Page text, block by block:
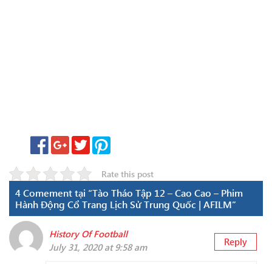
Rate this post
4 Comement tại “Tào Tháo Tập 12 – Cao Cao – Phim
Hành Động Cổ Trang Lịch Sử Trung Quốc | AFILM”
History Of Football
July 31, 2020 at 9:58 am
Reply